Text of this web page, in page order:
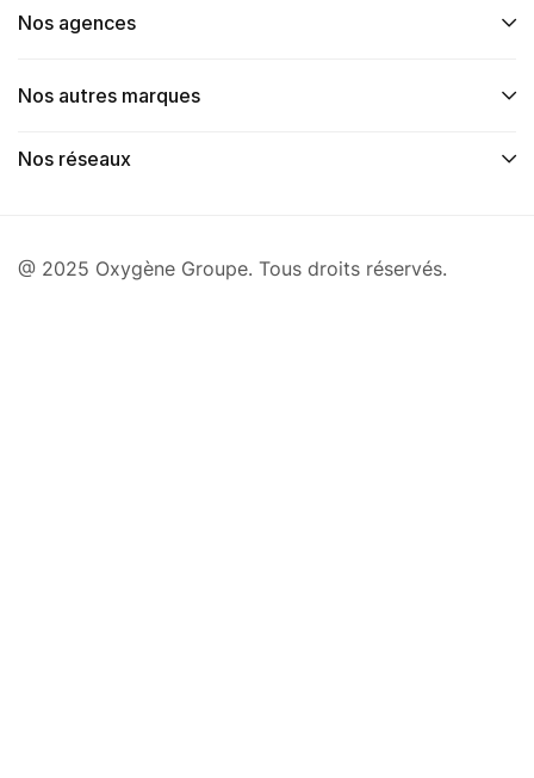
Nos agences
Nos autres marques
Nos réseaux
@ 2025 Oxygène Groupe. Tous droits réservés.